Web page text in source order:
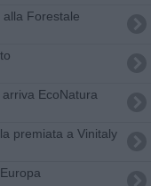
Forestale
EcoNatura
premiata a Vinitaly